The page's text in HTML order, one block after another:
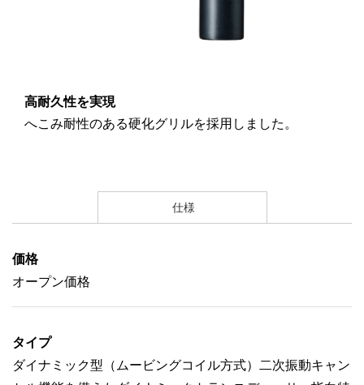
高耐久性を実現
へこみ耐性のある硬化グリルを採用しました。
仕様
価格
オープン価格
タイプ
ダイナミック型（ムービングコイル方式）二次振動キャン